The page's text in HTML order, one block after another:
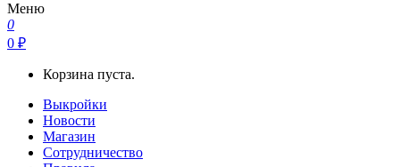
Меню
0
0 ₽
Корзина пуста.
Выкройки
Новости
Магазин
Сотрудничество